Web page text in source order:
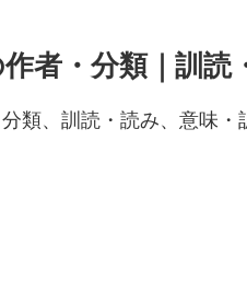
者・分類｜訓読
類、訓読・読み、意味・